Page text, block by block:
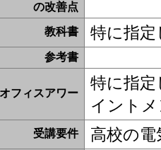
の改善点
教科書 特に指
参考書
オフィスアワー
特に指
イント
受講要件 高校の